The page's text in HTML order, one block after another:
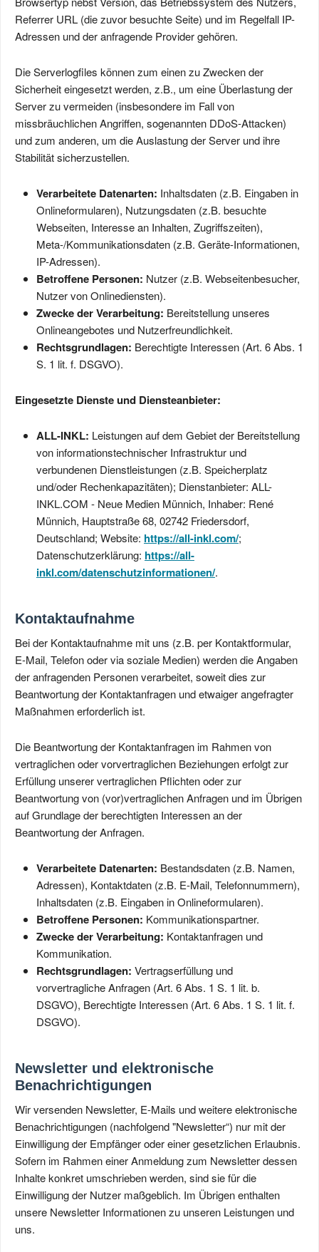
Referrer URL (die zuvor besuchte Seite) und im Regelfall IP-
Adressen und der anfragende Provider gehören.
Die Serverlogfiles können zum einen zu Zwecken der
Sicherheit eingesetzt werden, z.B., um eine Überlastung der
Server zu vermeiden (insbesondere im Fall von
missbräuchlichen Angriffen, sogenannten DDoS-Attacken)
und zum anderen, um die Auslastung der Server und ihre
Stabilität sicherzustellen.
Verarbeitete Datenarten: Inhaltsdaten (z.B. Eingaben in
Onlineformularen), Nutzungsdaten (z.B. besuchte
Webseiten, Interesse an Inhalten, Zugriffszeiten),
Meta-/Kommunikationsdaten (z.B. Geräte-Informationen,
IP-Adressen).
Betroffene Personen: Nutzer (z.B. Webseitenbesucher,
Nutzer von Onlinediensten).
Zwecke der Verarbeitung: Bereitstellung unseres
Onlineangebotes und Nutzerfreundlichkeit.
Rechtsgrundlagen: Berechtigte Interessen (Art. 6 Abs. 1
S. 1 lit. f. DSGVO).
Eingesetzte Dienste und Diensteanbieter:
ALL-INKL: Leistungen auf dem Gebiet der Bereitstellung
von informationstechnischer Infrastruktur und
verbundenen Dienstleistungen (z.B. Speicherplatz
und/oder Rechenkapazitäten); Dienstanbieter: ALL-
INKL.COM - Neue Medien Münnich, Inhaber: René
Münnich, Hauptstraße 68, 02742 Friedersdorf,
Deutschland; Website: https://all-inkl.com/;
Datenschutzerklärung: https://all-
inkl.com/datenschutzinformationen/.
Kontaktaufnahme
Bei der Kontaktaufnahme mit uns (z.B. per Kontaktformular,
E-Mail, Telefon oder via soziale Medien) werden die Angaben
der anfragenden Personen verarbeitet, soweit dies zur
Beantwortung der Kontaktanfragen und etwaiger angefragter
Maßnahmen erforderlich ist.
Die Beantwortung der Kontaktanfragen im Rahmen von
vertraglichen oder vorvertraglichen Beziehungen erfolgt zur
Erfüllung unserer vertraglichen Pflichten oder zur
Beantwortung von (vor)vertraglichen Anfragen und im Übrigen
auf Grundlage der berechtigten Interessen an der
Beantwortung der Anfragen.
Verarbeitete Datenarten: Bestandsdaten (z.B. Namen,
Adressen), Kontaktdaten (z.B. E-Mail, Telefonnummern),
Inhaltsdaten (z.B. Eingaben in Onlineformularen).
Betroffene Personen: Kommunikationspartner.
Zwecke der Verarbeitung: Kontaktanfragen und
Kommunikation.
Rechtsgrundlagen: Vertragserfüllung und
vorvertragliche Anfragen (Art. 6 Abs. 1 S. 1 lit. b.
DSGVO), Berechtigte Interessen (Art. 6 Abs. 1 S. 1 lit. f.
DSGVO).
Newsletter und elektronische
Benachrichtigungen
Wir versenden Newsletter, E-Mails und weitere elektronische
Benachrichtigungen (nachfolgend "Newsletter“) nur mit der
Einwilligung der Empfänger oder einer gesetzlichen Erlaubnis.
Sofern im Rahmen einer Anmeldung zum Newsletter dessen
Inhalte konkret umschrieben werden, sind sie für die
Einwilligung der Nutzer maßgeblich. Im Übrigen enthalten
unsere Newsletter Informationen zu unseren Leistungen und
uns.